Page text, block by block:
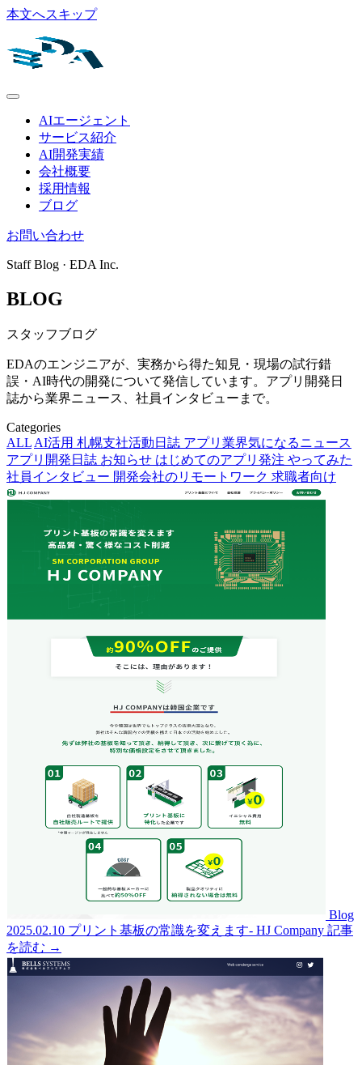
本文へスキップ
AIエージェント
サービス紹介
AI開発実績
会社概要
採用情報
ブログ
お問い合わせ
Staff Blog · EDA Inc.
BLOG
スタッフブログ
EDAのエンジニアが、実務から得た知見・現場の試行錯
誤・AI時代の開発について発信しています。アプリ開発日
誌から業界ニュース、社員インタビューまで。
Categories
ALL AI活用 札幌支社活動日誌 アプリ業界気になるニュース
アプリ開発日誌 お知らせ はじめてのアプリ発注 やってみた
社員インタビュー 開発会社のリモートワーク 求職者向け
Blog
2025.02.10 プリント基板の常識を変えます- HJ Company 記事
を読む →